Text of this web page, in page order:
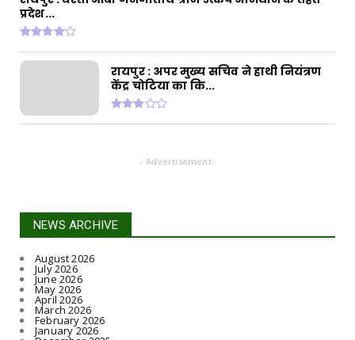
प्रदेश...
रायपुर : अपर मुख्य सचिव ने हाथी नियंत्रण
केंद्र चोटिया का कि...
- Advertisement-
NEWS ARCHIVE
August 2026
July 2026
June 2026
May 2026
April 2026
March 2026
February 2026
January 2026